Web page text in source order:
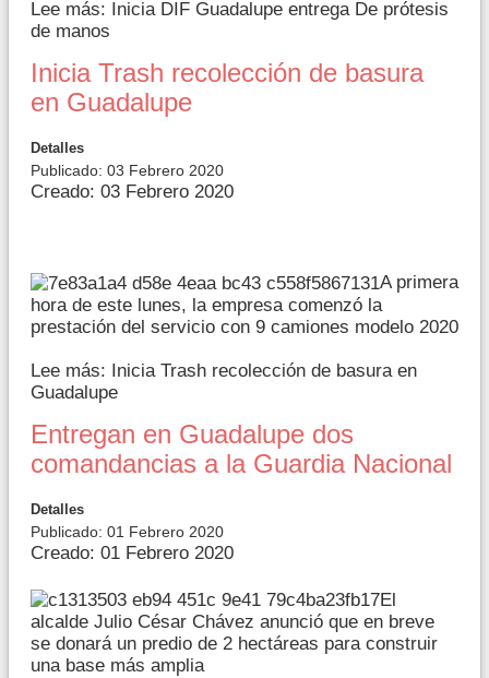
Lee más: Inicia DIF Guadalupe entrega De prótesis
de manos
Inicia Trash recolección de basura
en Guadalupe
Detalles
Publicado: 03 Febrero 2020
Creado: 03 Febrero 2020
A primera
hora de este lunes, la empresa comenzó la
prestación del servicio con 9 camiones modelo 2020
Lee más: Inicia Trash recolección de basura en
Guadalupe
Entregan en Guadalupe dos
comandancias a la Guardia Nacional
Detalles
Publicado: 01 Febrero 2020
Creado: 01 Febrero 2020
El
alcalde Julio César Chávez anunció que en breve
se donará un predio de 2 hectáreas para construir
una base más amplia